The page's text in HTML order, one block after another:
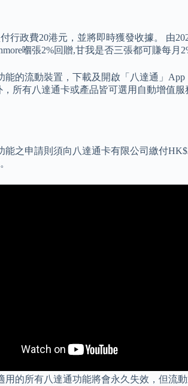
政費20港元，並將即時獲發收據。 由
嗰張2%回贈,甘我是否三張都可賺每月
的流動裝置，下載及開啟「八達通」
所有八達通卡或產品皆可選用自動增值
之申請則須向八達通卡有限公司繳付
的所有八達通功能將會永久失效，但流